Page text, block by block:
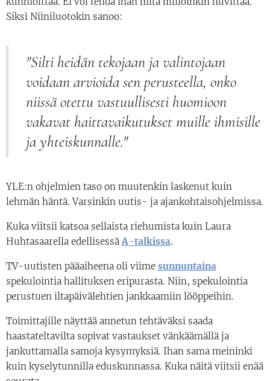
Siksi Niiniluotokin sanoo:
"Silti heidän tekojaan ja valintojaan
voidaan arvioida sen perusteella, onko
niissä otettu vastuullisesti huomioon
vakavat haittavaikutukset muille ihmisille
ja yhteiskunnalle."
YLE:n ohjelmien taso on muutenkin laskenut kuin
lehmän häntä. Varsinkin uutis- ja ajankohtaisohjelmissa.
Kuka viitsii katsoa sellaista riehumista kuin Laura
Huhtasaarella edellisessäA-talkissa.
TV-uutisten pääaiheena oli viime sunnuntaina
spekulointia hallituksen eripurasta. Niin, spekulointia
perustuen iltapäivälehtien jankkaamiin lööppeihin.
Toimittajille näyttää annetun tehtäväksi saada
haastateltavilta sopivat vastaukset vänkäämällä ja
jankuttamalla samoja kysymyksiä. Ihan sama meininki
kuin kyselytunnilla eduskunnassa. Kuka näitä viitsii enää